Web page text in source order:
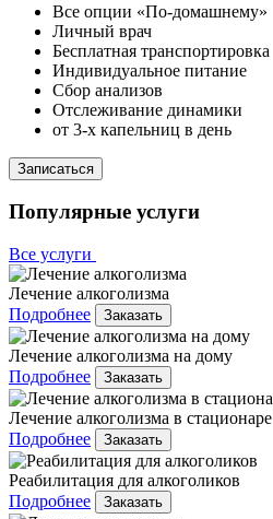
Все опции «По-домашнему»
Личный врач
Бесплатная транспортировка
Индивидуальное питание
Сбор анализов
Отслеживание динамики
от 3-х капельниц в день
Записаться
Популярные услуги
Все услуги
Лечение алкоголизма
Подробнее
Заказать
Лечение алкоголизма на дому
Подробнее
Заказать
Лечение алкоголизма в стационаре
Подробнее
Заказать
Реабилитация для алкоголиков
Подробнее
Заказать